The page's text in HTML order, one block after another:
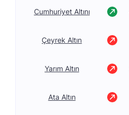
Cumhuriyet Altını
Çeyrek Altın
Yarım Altın
Ata Altın